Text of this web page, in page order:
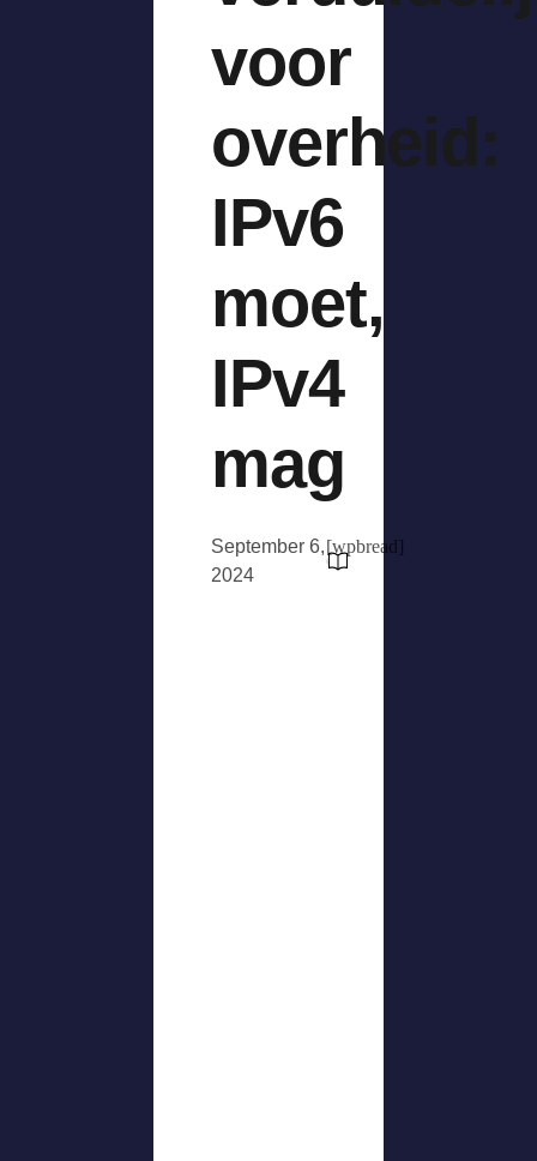
voor
overheid:
IPv6
moet,
IPv4
mag
September 6,
2024
[wpbread]